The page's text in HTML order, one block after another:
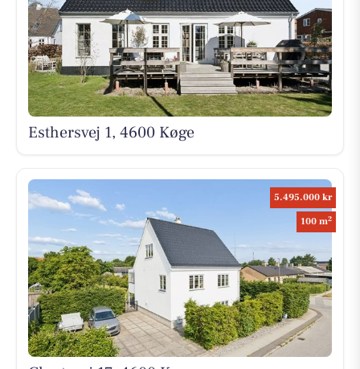
Esthersvej 1, 4600 Køge
5.495.000 kr
100 m2